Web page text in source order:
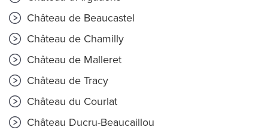
Château de Beaucastel
Château de Chamilly
Château de Malleret
Château de Tracy
Château du Courlat
Château Ducru-Beaucaillou